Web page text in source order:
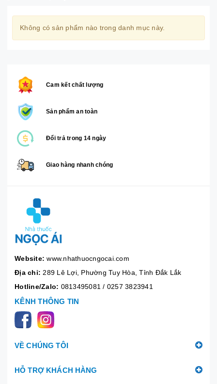
Không có sản phẩm nào trong danh mục này.
Cam kết chất lượng
Sản phẩm an toàn
Đổi trả trong 14 ngày
Giao hàng nhanh chóng
Website: www.nhathuocngocai.com
Địa chỉ: 289 Lê Lợi, Phường Tuy Hòa, Tỉnh Đắk Lắk
Hotline/Zalo: 0813495081/ 0257 3823941
KÊNH THÔNG TIN
VỀ CHÚNG TÔI
HỖ TRỢ KHÁCH HÀNG